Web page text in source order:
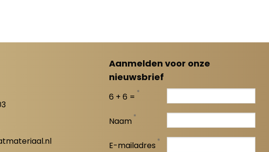
Aanmelden voor onze
nieuwsbrief
6 + 6 = *
Naam *
E-mailadres *